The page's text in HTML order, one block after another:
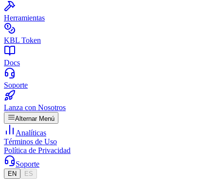
Herramientas
KBL Token
Docs
Soporte
Lanza con Nosotros
Alternar Menú
Analíticas
Términos de Uso
Política de Privacidad
Soporte
EN ES